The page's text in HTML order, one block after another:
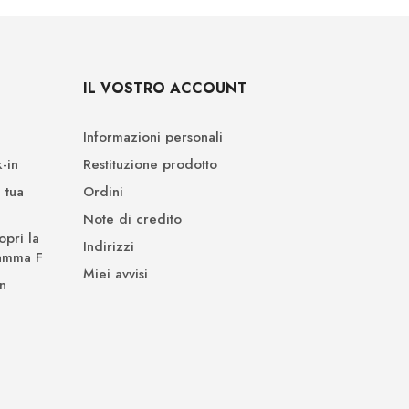
in
la
F
IL VOSTRO ACCOUNT
Informazioni personali
Restituzione prodotto
Ordini
Note di credito
Indirizzi
Miei avvisi